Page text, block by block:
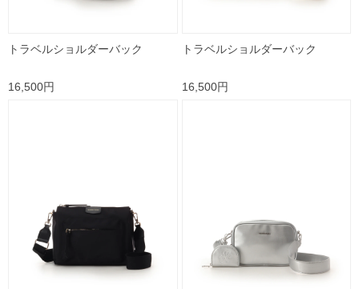
トラベルショルダーバック
16,500円
トラベルショルダーバック
16,500円